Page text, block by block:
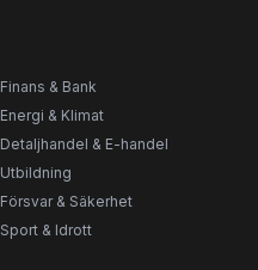
Finans & Bank
Energi & Klimat
Detaljhandel & E-handel
Utbildning
Försvar & Säkerhet
Sport & Idrott